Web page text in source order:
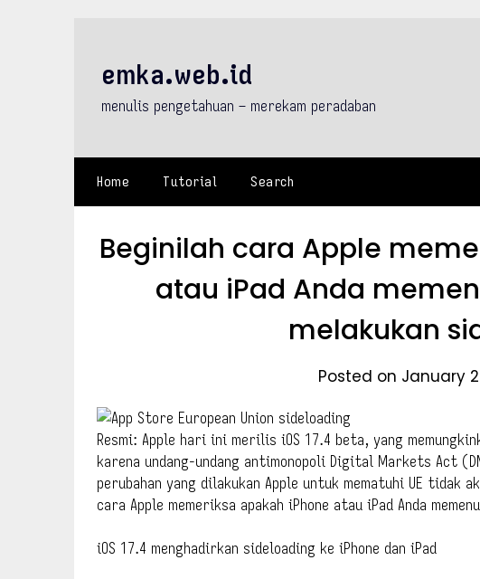
emka.web.id
menulis pengetahuan – merekam peradaban
Home Tutorial Search
Beginilah cara Apple
atau iPad Anda
melakukan
Posted on January
Resmi: Apple hari ini merilis iOS 17.4 beta, yang
karena undang-undang antimonopoli Digital Markets Act
perubahan yang dilakukan Apple untuk mematuhi UE tidak
cara Apple memeriksa apakah iPhone atau iPad Anda
iOS 17.4 menghadirkan sideloading ke iPhone dan iPad